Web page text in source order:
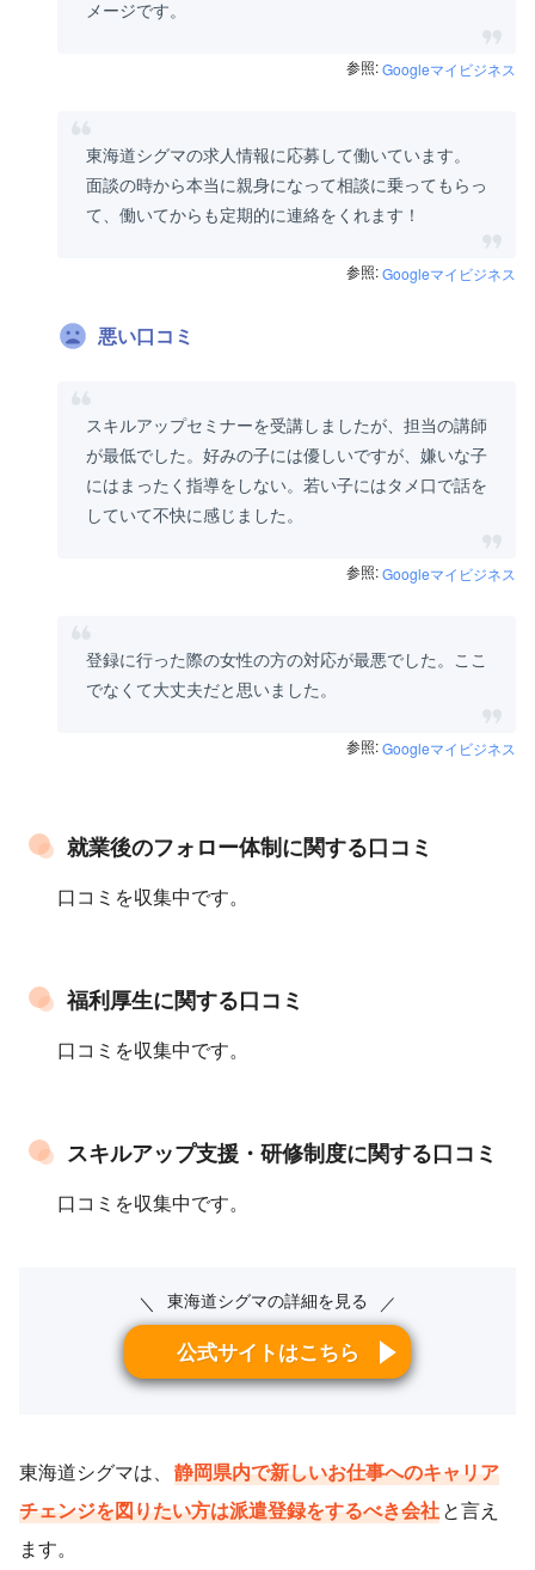
メージです。
参照:Googleマイビジネス
東海道シグマの求人情報に応募して働いています。
面談の時から本当に親身になって相談に乗ってもらっ
て、働いてからも定期的に連絡をくれます！
参照:Googleマイビジネス
悪い口コミ
スキルアップセミナーを受講しましたが、担当の講師
が最低でした。好みの子には優しいですが、嫌いな子
にはまったく指導をしない。若い子にはタメ口で話を
していて不快に感じました。
参照:Googleマイビジネス
登録に行った際の女性の方の対応が最悪でした。ここ
でなくて大丈夫だと思いました。
参照:Googleマイビジネス
就業後のフォロー体制に関する口コミ
口コミを収集中です。
福利厚生に関する口コミ
口コミを収集中です。
スキルアップ支援・研修制度に関する口コミ
口コミを収集中です。
＼ 東海道シグマの詳細を見る ／
公式サイトはこちら
東海道シグマは、 静岡県内で新しいお仕事へのキャリア
チェンジを図りたい方は派遣登録をするべき会社と言え
ます。